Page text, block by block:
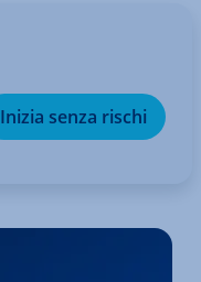
Inizia senza rischi